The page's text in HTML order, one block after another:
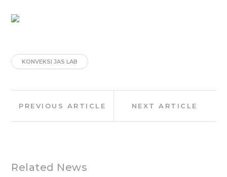
KONVEKSI JAS LAB
navigation
PREVIOUS ARTICLE NEXT ARTICLE
Related News